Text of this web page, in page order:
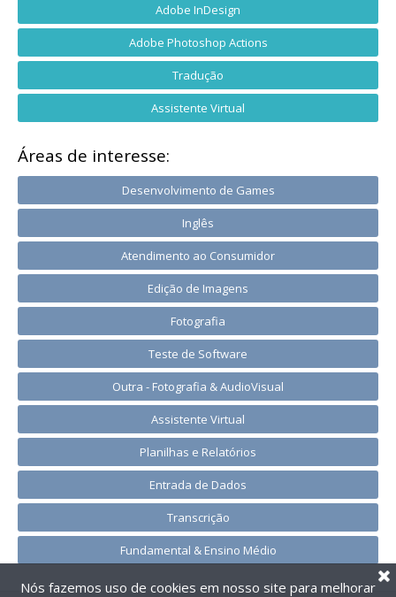
Adobe InDesign
Adobe Photoshop Actions
Tradução
Assistente Virtual
Áreas de interesse:
Desenvolvimento de Games
Inglês
Atendimento ao Consumidor
Edição de Imagens
Fotografia
Teste de Software
Outra - Fotografia & AudioVisual
Assistente Virtual
Planilhas e Relatórios
Entrada de Dados
Transcrição
Fundamental & Ensino Médio
Nós fazemos uso de cookies em nosso site para melhorar